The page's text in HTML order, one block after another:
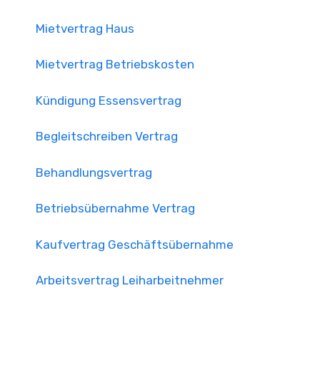
Mietvertrag Haus
Mietvertrag Betriebskosten
Kündigung Essensvertrag
Begleitschreiben Vertrag
Behandlungsvertrag
Betriebsübernahme Vertrag
Kaufvertrag Geschäftsübernahme
Arbeitsvertrag Leiharbeitnehmer